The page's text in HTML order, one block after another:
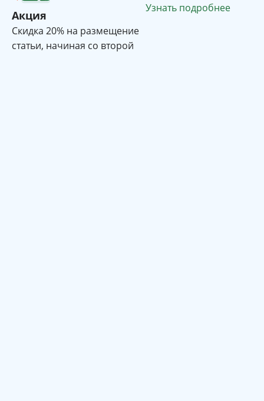
Акция
Cкидка 20% на размещение
статьи, начиная со второй
Узнать подробнее